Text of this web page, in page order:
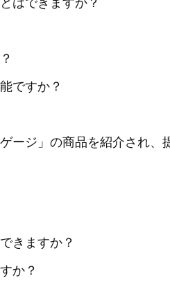
ですか？
ージ」の商品を紹介され
きますか？
か？